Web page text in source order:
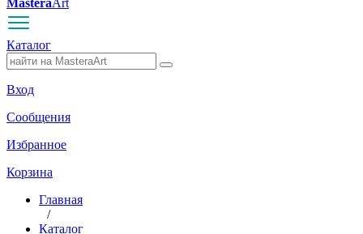
MasteraArt
Каталог
Вход
Сообщения
Избранное
Корзина
Главная
/
Каталог